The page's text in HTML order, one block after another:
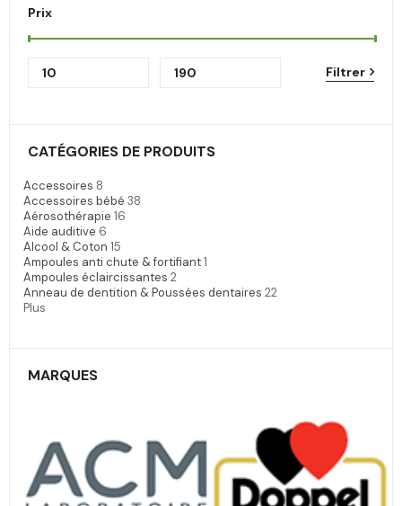
Prix
Filtrer
CATÉGORIES DE PRODUITS
Accessoires 8
Accessoires bébé 38
Aérosothérapie 16
Aide auditive 6
Alcool & Coton 15
Ampoules anti chute & fortifiant1
Ampoules éclaircissantes 2
Anneau de dentition & Poussées dentaires 22
Plus
MARQUES